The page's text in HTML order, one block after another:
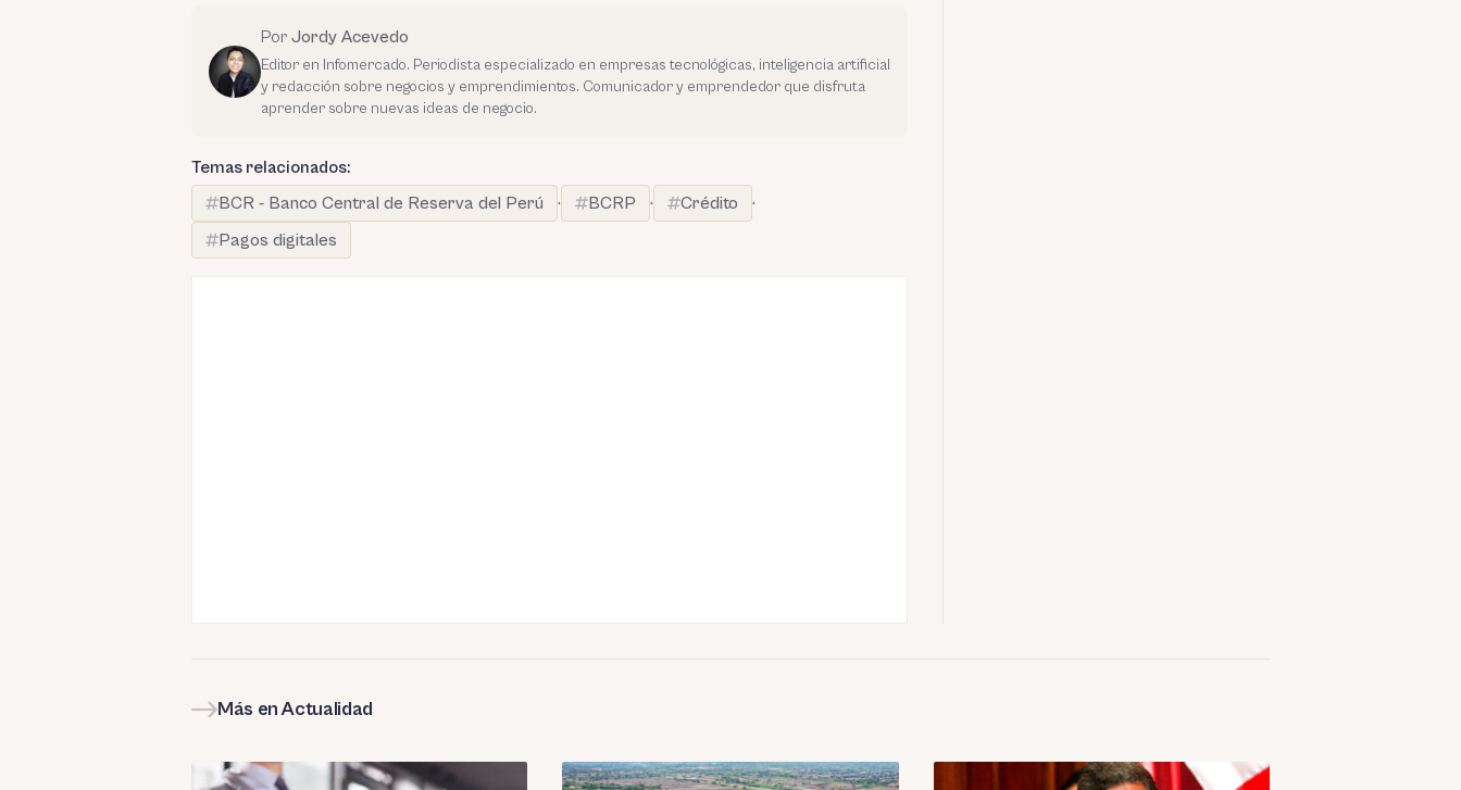
Por Jordy Acevedo
Editor en Infomercado. Periodista especializado en empresas tecnológicas, inteligencia artificial
y redacción sobre negocios y emprendimientos. Comunicador y emprendedor que disfruta
aprender sobre nuevas ideas de negocio.
Temas relacionados:
BCR - Banco Central de Reserva del Perú
· BCRP · Crédito
·
Pagos digitales
Más en Actualidad